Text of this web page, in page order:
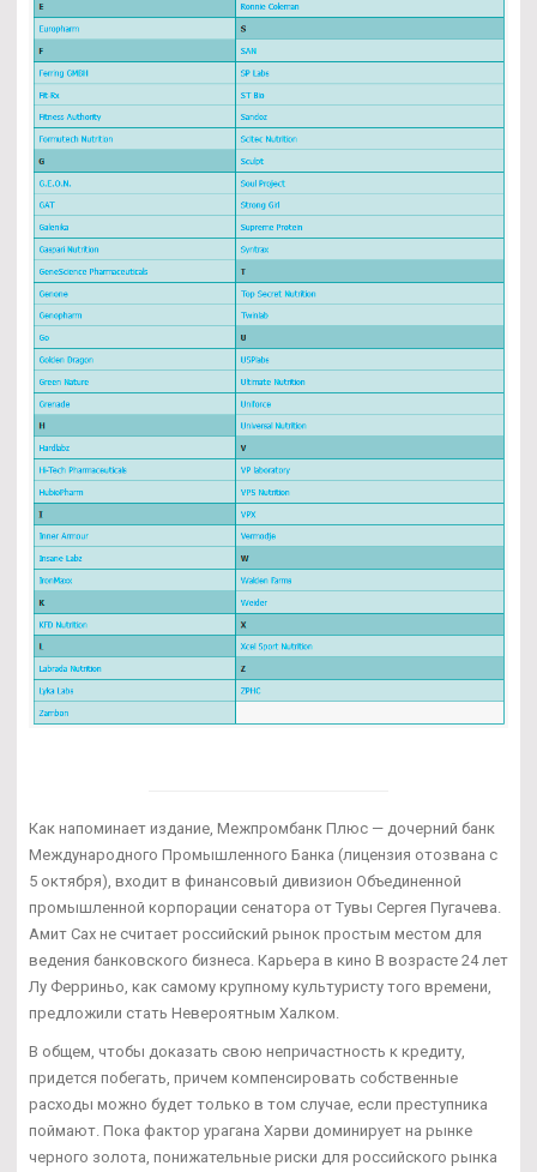
Как напоминает издание, Межпромбанк Плюс — дочерний банк
Международного Промышленного Банка (лицензия отозвана с
5 октября), входит в финансовый дивизион Объединенной
промышленной корпорации сенатора от Тувы Сергея Пугачева.
Амит Сах не считает российский рынок простым местом для
ведения банковского бизнеса. Карьера в кино В возрасте 24 лет
Лу Ферриньо, как самому крупному культуристу того времени,
предложили стать Невероятным Халком.
В общем, чтобы доказать свою непричастность к кредиту,
придется побегать, причем компенсировать собственные
расходы можно будет только в том случае, если преступника
поймают. Пока фактор урагана Харви доминирует на рынке
черного золота, понижательные риски для российского рынка